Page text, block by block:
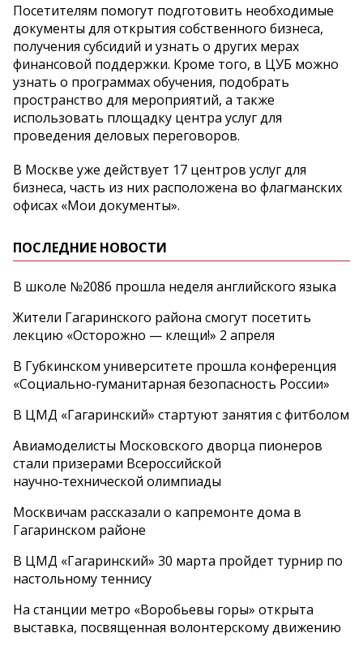
Посетителям помогут подготовить необходимые
документы для открытия собственного бизнеса,
получения субсидий и узнать о других мерах
финансовой поддержки. Кроме того, в ЦУБ можно
узнать о программах обучения, подобрать
пространство для мероприятий, а также
использовать площадку центра услуг для
проведения деловых переговоров.
В Москве уже действует 17 центров услуг для
бизнеса, часть из них расположена во флагманских
офисах «Мои документы».
ПОСЛЕДНИЕ НОВОСТИ
В школе №2086 прошла неделя английского языка
Жители Гагаринского района смогут посетить
лекцию «Осторожно — клещи!» 2 апреля
В Губкинском университете прошла конференция
«Социально‑гуманитарная безопасность России»
В ЦМД «Гагаринский» стартуют занятия с фитболом
Авиамоделисты Московского дворца пионеров
стали призерами Всероссийской
научно‑технической олимпиады
Москвичам рассказали о капремонте дома в
Гагаринском районе
В ЦМД «Гагаринский» 30 марта пройдет турнир по
настольному теннису
На станции метро «Воробьевы горы» открыта
выставка, посвященная волонтерскому движению